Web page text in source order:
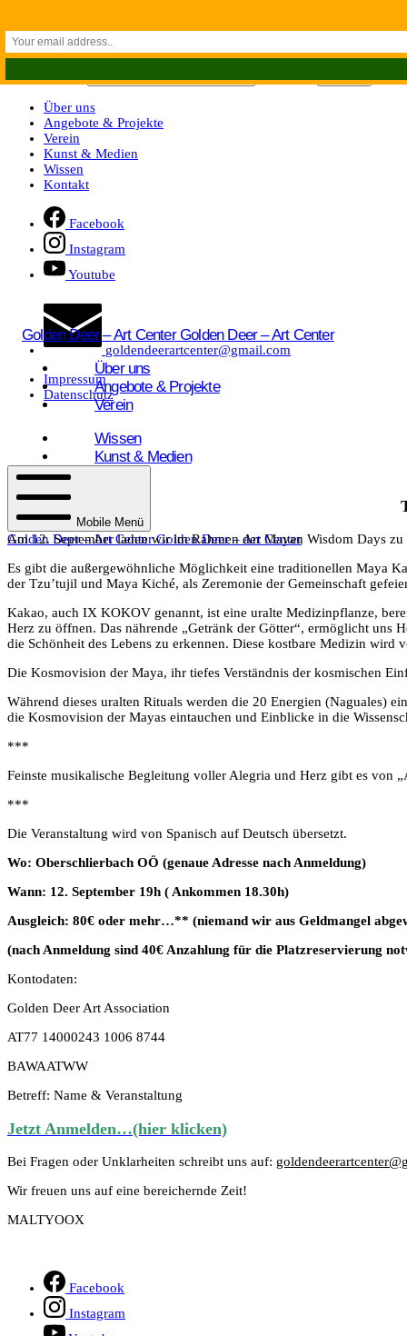
Über uns
Angebote & Projekte
Verein
Kunst & Medien
Wissen
Kontakt
Facebook
Instagram
Youtube
goldendeerartcenter@gmail.com
Impressum
Datenschutz
Golden Deer – Art Center Golden Deer – Art Center
Über uns
Angebote & Projekte
Verein
Wissen
Kunst & Medien
Mobile Menü
Golden Deer – Art Center Golden Deer – Art Center
Am 12. September laden wir im Rahmen der Mayan Wisdom Days
Es gibt die außergewöhnliche Möglichkeit eine traditionellen Maya
der Tzu’tujil und Maya Kiché, als Zeremonie der Gemeinschaft
Kakao, auch IX KOKOV genannt, ist eine uralte Medizinpflanze,
Herz zu öffnen. Das nährende „Getränk der Götter“, ermöglicht uns
die Schönheit des Lebens zu erkennen. Diese kostbare Medizin
Die Kosmovision der Maya, ihr tiefes Verständnis der kosmischen
Während dieses uralten Rituals werden die 20 Energien (Naguales)
die Kosmovision der Mayas eintauchen und Einblicke in die
***
Feinste musikalische Begleitung voller Alegria und Herz gibt es von
***
Die Veranstaltung wird von Spanisch auf Deutsch übersetzt.
Wo: Oberschlierbach OÖ (genaue Adresse nach Anmeldung)
Wann: 12. September 19h ( Ankommen 18.30h)
Ausgleich: 80€ oder mehr…** (niemand wir aus Geldmangel
(nach Anmeldung sind 40€ Anzahlung für die Platzreservierung
Kontodaten:
Golden Deer Art Association
AT77 14000243 1006 8744
BAWAATWW
Betreff: Name & Veranstaltung
Jetzt Anmelden…(hier klicken)
Bei Fragen oder Unklarheiten schreibt uns auf:
Wir freuen uns auf eine bereichernde Zeit!
MALTYOOX
Facebook
Instagram